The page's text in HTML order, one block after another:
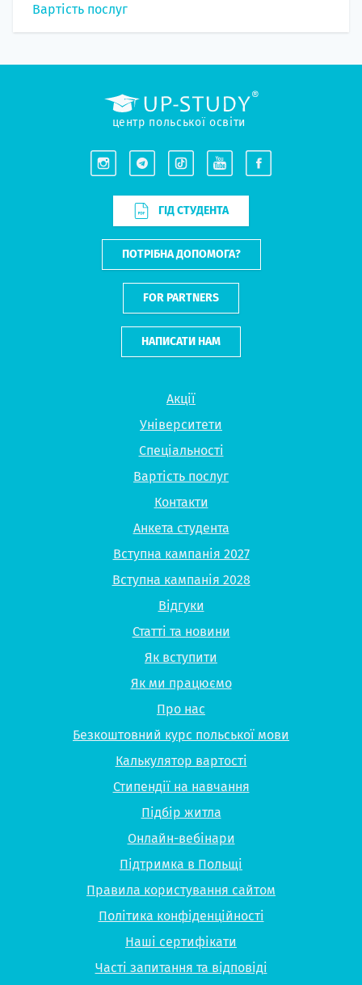
Вартість послуг
Акції
Університети
Спеціальності
Вартість послуг
Контакти
Анкета студента
Вступна кампанія 2027
Вступна кампанія 2028
Відгуки
Статті та новини
Як вступити
Як ми працюємо
Про нас
Безкоштовний курс польської мови
Калькулятор вартості
Стипендії на навчання
Підбір житла
Онлайн-вебінари
Підтримка в Польщі
Правила користування сайтом
Політика конфіденційності
Наші сертифікати
Часті запитання та відповіді
центр польської освіти
ГІД СТУДЕНТА
ПОТРІБНА ДОПОМОГА?
FOR PARTNERS
НАПИСАТИ НАМ